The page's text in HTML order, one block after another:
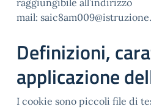
raggiungibile all’indirizzo
mail:
Definizioni,
applicazione
I cookie sono piccoli file di